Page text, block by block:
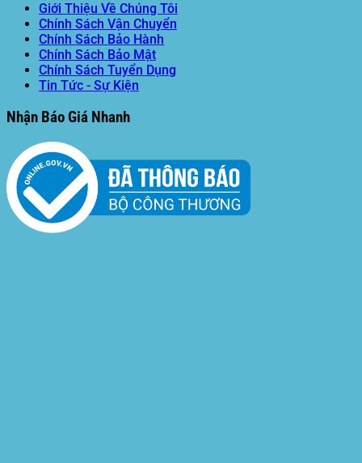
Giới Thiệu Về Chúng Tôi
Chính Sách Vận Chuyển
Chính Sách Bảo Hành
Chính Sách Bảo Mật
Chính Sách Tuyển Dụng
Tin Tức - Sự Kiện
Nhận Báo Giá Nhanh